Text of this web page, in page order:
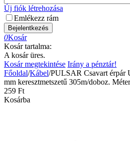
Új fiók létrehozása
Emlékezz rám
Bejelentkezés
0Kosár
Kosár tartalma:
A kosár üres.
Kosár megtekintése Irány a pénztár!
Főoldal/Kábel/PULSAR Csavart érpár
mm keresztmetszetű 305m/doboz.
‍259‍ Ft
Kosárba